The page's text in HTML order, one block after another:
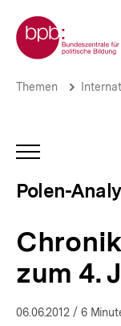
zum
Seiteninhalt
springen
Zur Startseite der bpb
Chronik:
bis
zum
Juni
Polen-
Themen
Polen-
zum 4.
06.06.2012 / 6